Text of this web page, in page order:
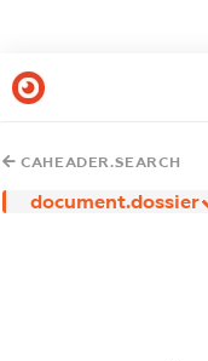
CAHEADER.SEARCH
document.dossier